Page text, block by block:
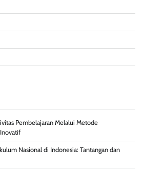
Pembelajaran Melalui Metode
Nasional di Indonesia: Tantangan dan